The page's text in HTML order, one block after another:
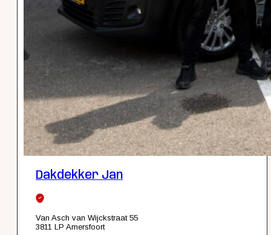
Dakdekker Jan
Van Asch van Wijckstraat 55
3811 LP Amersfoort